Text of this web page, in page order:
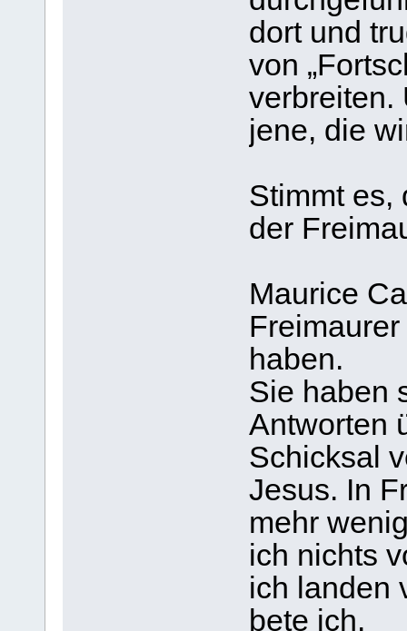
dort und
von
verbreiten.
jene, die
Stimmt es,
der
Maurice
haben.
Sie haben
Antworten
Schicksal
Jesus. In
mehr
ich nichts
ich landen
bete ich.